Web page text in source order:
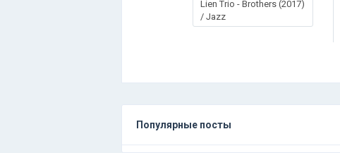
Lien Trio - Brothers (2017)
/ Jazz
Популярные посты